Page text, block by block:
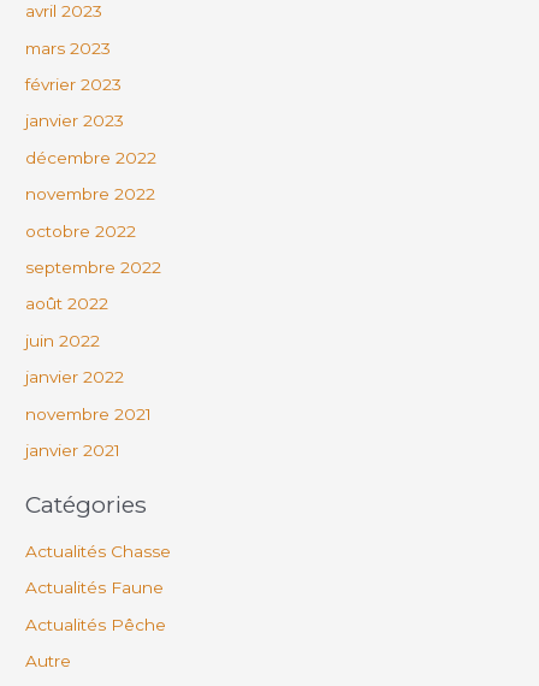
avril 2023
mars 2023
février 2023
janvier 2023
décembre 2022
novembre 2022
octobre 2022
septembre 2022
août 2022
juin 2022
janvier 2022
novembre 2021
janvier 2021
Catégories
Actualités Chasse
Actualités Faune
Actualités Pêche
Autre